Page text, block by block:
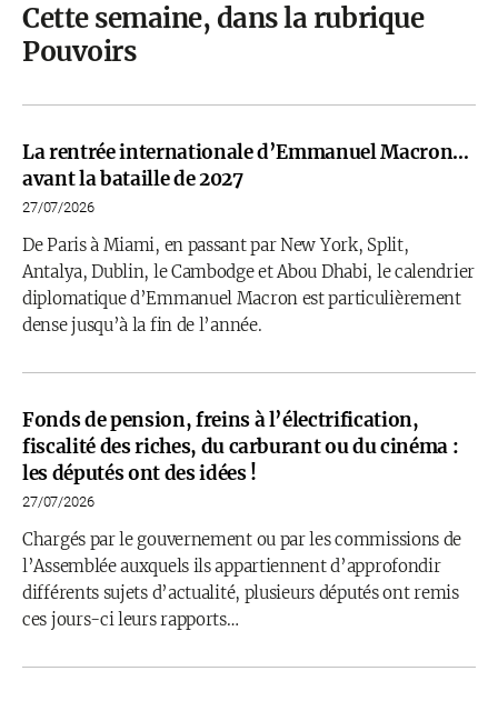
Cette semaine, dans la rubrique
Pouvoirs
La rentrée internationale d’Emmanuel Macron…
avant la bataille de 2027
27/07/2026
De Paris à Miami, en passant par New York, Split,
Antalya, Dublin, le Cambodge et Abou Dhabi, le calendrier
diplomatique d’Emmanuel Macron est particulièrement
dense jusqu’à la fin de l’année.
Fonds de pension, freins à l’électrification,
fiscalité des riches, du carburant ou du cinéma :
les députés ont des idées !
27/07/2026
Chargés par le gouvernement ou par les commissions de
l’Assemblée auxquels ils appartiennent d’approfondir
différents sujets d’actualité, plusieurs députés ont remis
ces jours-ci leurs rapports…